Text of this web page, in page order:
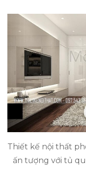
Thiết kế nội thất
ấn tượng với tủ